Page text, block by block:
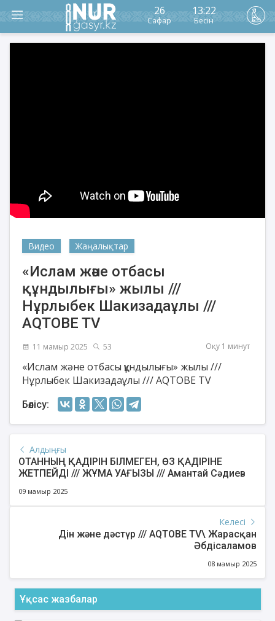
26
Сафар
13:22
Бесін
Видео Жаңалықтар
«Ислам және отбасы
құндылығы» жылы ///
Нұрлыбек Шакизадаұлы ///
AQTOBE TV
11 мамыр 2025 53 Оқу 1 минут
«Ислам және отбасы құндылығы» жылы ///
Нұрлыбек Шакизадаұлы /// AQTOBE TV
Бөлісу:
Алдыңғы
ОТАННЫҢ ҚАДІРІН БІЛМЕГЕН, ӨЗ ҚАДІРІНЕ
ЖЕТПЕЙДІ /// ЖҰМА УАҒЫЗЫ /// Амантай Сәдиев
09 мамыр 2025
Келесі
Дін және дәстүр /// AQTOBE TV\ Жарасқан
Әбдісаламов
08 мамыр 2025
Ұқсас жазбалар